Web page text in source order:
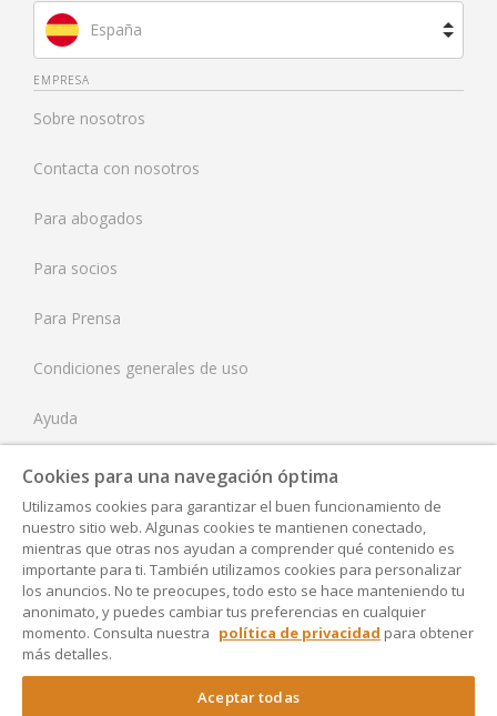
España
Francia
Países Bajos
Reino Unido
Estados Unidos
EMPRESA
Sobre nosotros
Contacta con nosotros
Para abogados
Para socios
Para Prensa
Condiciones generales de uso
Ayuda
Tarifas
Aviso Legal
Política de Privacidad
Accesibilidad
Cookies para una navegación óptima
Utilizamos cookies para garantizar el buen funcionamiento de
nuestro sitio web. Algunas cookies te mantienen conectado,
mientras que otras nos ayudan a comprender qué contenido es
importante para ti. También utilizamos cookies para personalizar
los anuncios. No te preocupes, todo esto se hace manteniendo tu
anonimato, y puedes cambiar tus preferencias en cualquier
momento. Consulta nuestra política de privacidad para obtener
más detalles.
Aceptar todas